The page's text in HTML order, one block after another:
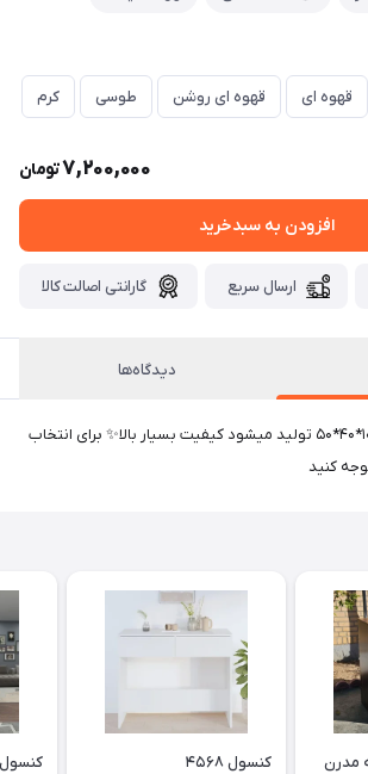
قهوه ای قهوه ای روشن طوسی کرم
7,200,000تومان
افزودن به سبدخرید
ارسال سریع گارانتی اصالت کالا
دیدگاه‌ها
میز تلویزیون با ابعاد ۱۰۰*۴۰*۵۰ تولید میشود کیفیت بسیار بالا✨ برای انتخاب
کنید
مدرن کنسول ۴۵۶۸ کنسول